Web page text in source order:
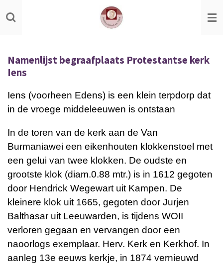
Ga
direct
hoofdinhoud
Namenlijst begraafplaats Protestantse kerk
Iens
Iens (voorheen Edens) is een klein terpdorp dat
in de vroege middeleeuwen is ontstaan
In de toren van de kerk aan de Van
Burmaniawei een eikenhouten klokkenstoel met
een gelui van twee klokken. De oudste en
grootste klok (diam.0.88 mtr.) is in 1612 gegoten
door Hendrick Wegewart uit Kampen. De
kleinere klok uit 1665, gegoten door Jurjen
Balthasar uit Leeuwarden, is tijdens WOII
verloren gegaan en vervangen door een
naoorlogs exemplaar. Herv. Kerk en Kerkhof. In
aanleg 13e eeuws kerkje, in 1874 vernieuwd